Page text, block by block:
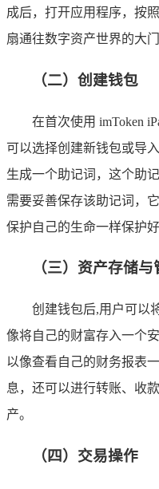
成后，打开应用程序，按
扇通往数字资产世界的大门
（二）创建钱包
在首次使用 imToken
可以选择创建新钱包或导
生成一个助记词，这个助
需要妥善保存该助记词，
保护自己的生命一样保护好
（三）资产存储与
创建钱包后,用户可以
像将自己的财富存入一个
以像查看自己的财务报表
息，还可以进行转账、收
产。
（四）交易操作